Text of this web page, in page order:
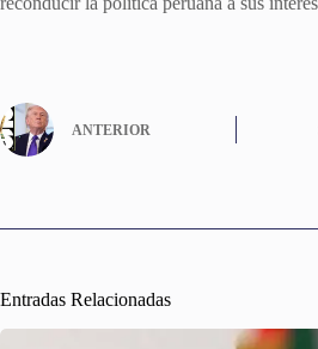
ANTERIOR
Entradas Relacionadas